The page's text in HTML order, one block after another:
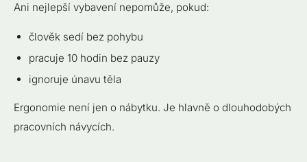
Ani nejlepší vybavení nepomůže, pokud:
člověk sedí bez pohybu
pracuje 10 hodin bez pauzy
ignoruje únavu těla
Ergonomie není jen o nábytku. Je hlavně o dlouhodobých
pracovních návycích.